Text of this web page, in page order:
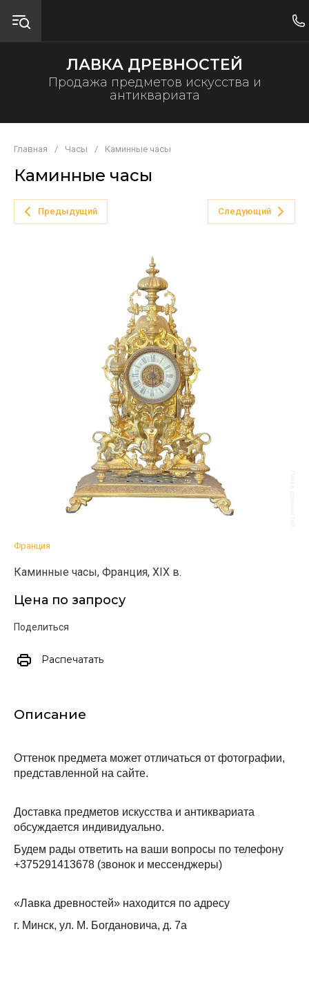
ЛАВКА ДРЕВНОСТЕЙ
Продажа предметов искусства и
антиквариата
Главная / Часы / Каминные часы
Каминные часы
Предыдущий Следующий
Франция
Каминные часы, Франция, XIX в.
Цена по запросу
Поделиться
Распечатать
Описание
Оттенок предмета может отличаться от фотографии,
представленной на сайте.
Доставка предметов искусства и антиквариата
обсуждается индивидуально.
Будем рады ответить на ваши вопросы по телефону
+375291413678 (звонок и мессенджеры)
«Лавка древностей» находится по адресу
г. Минск, ул. М. Богдановича, д. 7а